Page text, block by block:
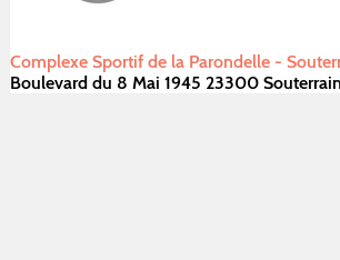
Complexe Sportif de la Parondelle -
Boulevard du 8 Mai 1945 23300